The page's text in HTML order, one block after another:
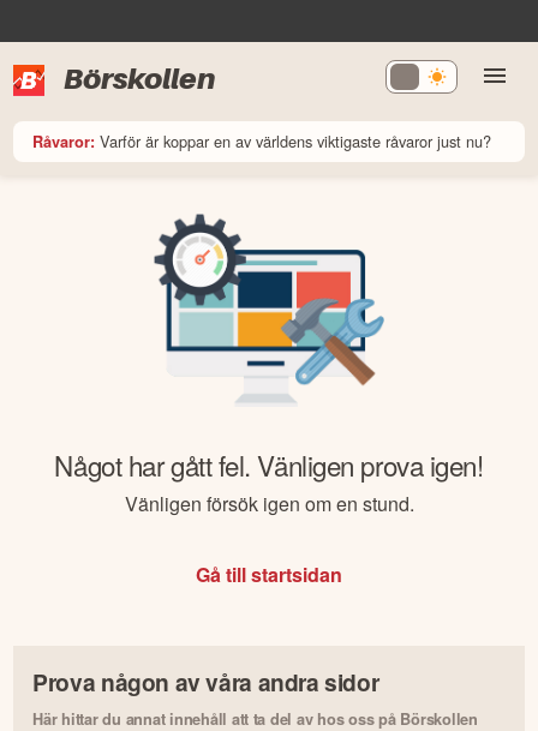
Börskollen
Råvaror: Varför är koppar en av världens viktigaste råvaror just nu?
Något har gått fel. Vänligen prova igen!
Vänligen försök igen om en stund.
Gå till startsidan
Prova någon av våra andra sidor
Här hittar du annat innehåll att ta del av hos oss på Börskollen